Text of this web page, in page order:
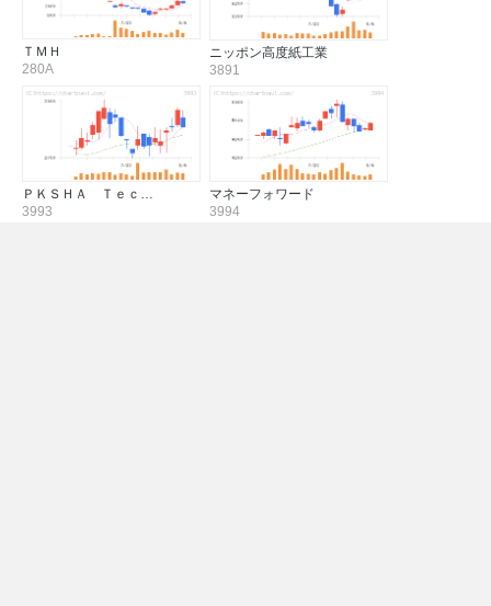
ＴＭＨ
280A
ニッポン高度紙工業
3891
ＰＫＳＨＡ Ｔｅｃ…
3993
マネーフォワード
3994